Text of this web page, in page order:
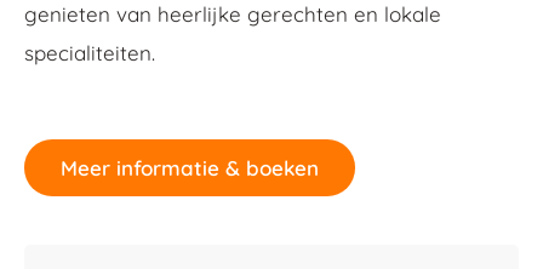
genieten van heerlijke gerechten en lokale
specialiteiten.
Meer informatie & boeken